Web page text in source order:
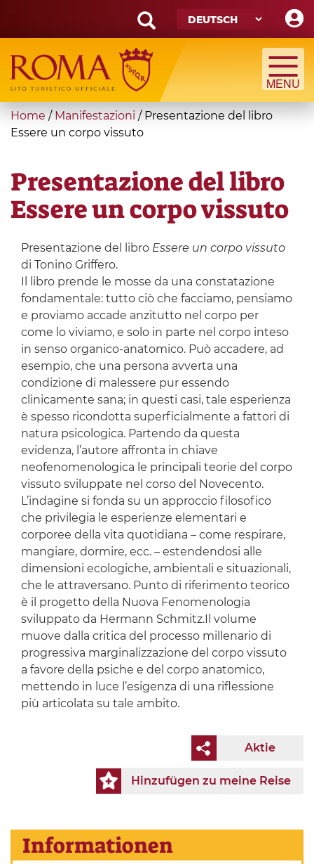
main
content
Search
form
Suche
You
are
Home / Manifestazioni / Presentazione del libro
Essere un corpo vissuto
Presentazione del libro
Essere un corpo vissuto
Presentazione del libro Essere un corpo vissuto
di Tonino Griffero.
Il libro prende le mosse da una constatazione
fondamentale: tutto ciò che facciamo, pensiamo
e proviamo accade anzitutto nel corpo per
come lo viviamo, e solo in parte nel corpo inteso
in senso organico-anatomico. Può accadere, ad
esempio, che una persona avverta una
condizione di malessere pur essendo
clinicamente sana; in questi casi, tale esperienza
è spesso ricondotta superficialmente a fattori di
natura psicologica. Partendo da questa
evidenza, l’autore affronta in chiave
neofenomenologica le principali teorie del corpo
vissuto sviluppate nel corso del Novecento.
L’indagine si fonda su un approccio filosofico
che privilegia le esperienze elementari e
corporee della vita quotidiana – come respirare,
mangiare, dormire, ecc. – estendendosi alle
dimensioni ecologiche, ambientali e situazionali,
che le attraversano. Punto di riferimento teorico
è il progetto della Nuova Fenomenologia
sviluppato da Hermann Schmitz.Il volume
muove dalla critica del processo millenario di
progressiva marginalizzazione del corpo vissuto
a favore della psiche e del corpo anatomico,
mettendo in luce l’esigenza di una riflessione
più articolata su tale ambito.
Aktie
Hinzufügen zu meine Reise
Informationen